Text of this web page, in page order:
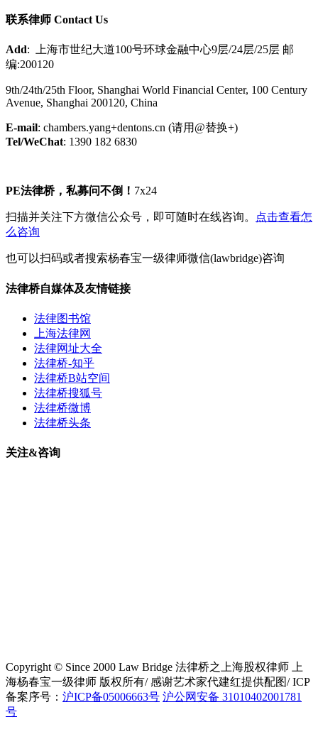
联系律师 Contact Us
Add: 上海市世纪大道100号环球金融中心9层/24层/25层 邮
编:200120
9th/24th/25th Floor, Shanghai World Financial Center, 100 Century
Avenue, Shanghai 200120, China
E-mail: chambers.yang+dentons.cn (请用@替换+)
Tel/WeChat: 1390 182 6830
PE法律桥，私募问不倒！ 7x24
扫描并关注下方微信公众号，即可随时在线咨询。
点击查看怎
么咨询
也可以扫码或者搜索杨春宝一级律师微信(lawbridge)咨询
法律桥自媒体及友情链接
法律图书馆
上海法律网
法律网址大全
法律桥-知乎
法律桥B站空间
法律桥搜狐号
法律桥微博
法律桥头条
关注&咨询
Copyright © Since 2000 Law Bridge 法律桥之上海股权律师 上
海杨春宝一级律师 版权所有/ 感谢艺术家代建红提供配图/ ICP
备案序号： 沪ICP备05006663号 沪公网安备 31010402001781
号